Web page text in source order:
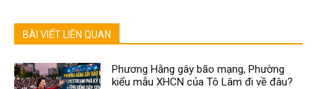
BÀI VIẾT LIÊN QUAN
Phương Hằng gây bão mạng, Phường
kiểu mẫu XHCN của Tô Lâm đi về đâu?